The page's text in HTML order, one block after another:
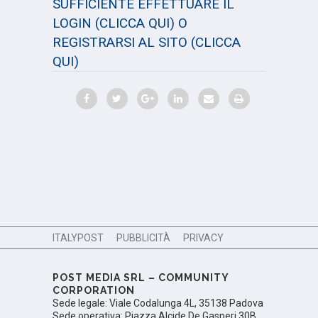
SUFFICIENTE EFFETTUARE IL
LOGIN (CLICCA QUI) O
REGISTRARSI AL SITO (CLICCA
QUI)
ITALYPOST PUBBLICITÀ PRIVACY
POST MEDIA SRL – COMMUNITY
CORPORATION
Sede legale: Viale Codalunga 4L, 35138 Padova